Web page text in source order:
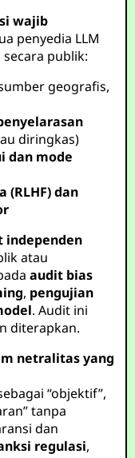
wajib
penyedia LLM
publik:
geografis,
diringkas)
dan mode
(RLHF) dan
independen
atau
audit bias
, pengujian
. Audit ini
diterapkan.
netralitas yang
“objektif”,
tanpa
dan
regulasi,